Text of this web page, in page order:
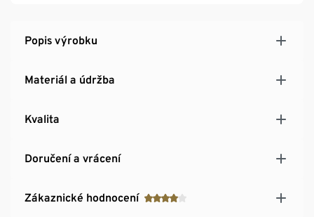
Popis výrobku
Materiál a údržba
Kvalita
Doručení a vrácení
Zákaznické hodnocení